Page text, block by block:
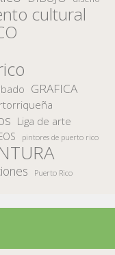
cultural
GRAFICA
Liga de arte
pintores de puerto rico
Puerto Rico